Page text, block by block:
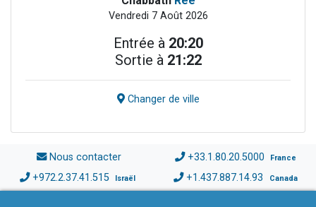
Vendredi 7 Août 2026
Entrée à 20:20
Sortie à 21:22
Changer de ville
Nous contacter +33.1.80.20.5000 France
+972.2.37.41.515 Israël +1.437.887.14.93 Canada